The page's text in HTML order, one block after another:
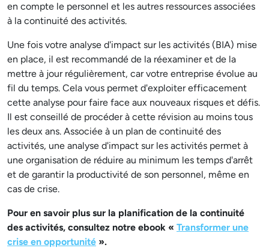
en compte le personnel et les autres ressources associées
à la continuité des activités.
Une fois votre analyse d'impact sur les activités (BIA) mise
en place, il est recommandé de la réexaminer et de la
mettre à jour régulièrement, car votre entreprise évolue au
fil du temps. Cela vous permet d'exploiter efficacement
cette analyse pour faire face aux nouveaux risques et défis.
Il est conseillé de procéder à cette révision au moins tous
les deux ans. Associée à un plan de continuité des
activités, une analyse d'impact sur les activités permet à
une organisation de réduire au minimum les temps d'arrêt
et de garantir la productivité de son personnel, même en
cas de crise.
Pour en savoir plus sur la planification de la continuité
des activités, consultez notre ebook « Transformer une
crise en opportunité ».